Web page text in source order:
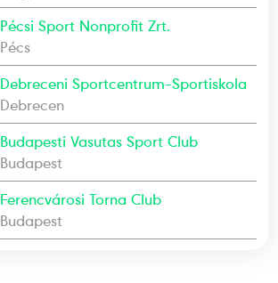
Pécsi Sport Nonprofit Zrt.
Pécs
Debreceni Sportcentrum-Sportiskola
Debrecen
Budapesti Vasutas Sport Club
Budapest
Ferencvárosi Torna Club
Budapest